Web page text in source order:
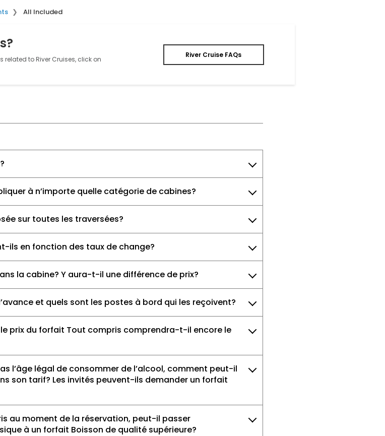
All Included
related to River Cruises, click on
River Cruise FAQs
à n’importe quelle catégorie de cabines?
sur toutes les traversées?
ils en fonction des taux de change?
la cabine? Y aura-t-il une différence de prix?
et quels sont les postes à bord qui les reçoivent?
prix du forfait Tout compris comprendra-t-il encore le
l’âge légal de consommer de l’alcool, comment peut-il
son tarif? Les invités peuvent-ils demander un forfait
au moment de la réservation, peut-il passer
à un forfait Boisson de qualité supérieure?